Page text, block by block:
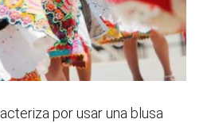
por usar una blusa